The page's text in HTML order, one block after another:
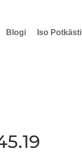
Blogi Iso Potkästi